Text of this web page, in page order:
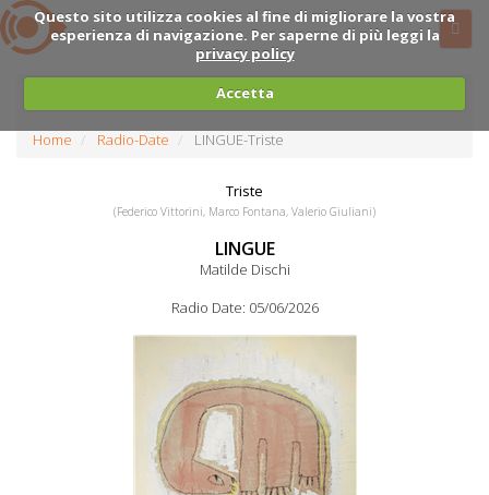
Questo sito utilizza cookies al fine di migliorare la vostra
esperienza di navigazione. Per saperne di più leggi la
privacy policy
Accetta
Home Radio-Date LINGUE-Triste
Triste
(Federico Vittorini, Marco Fontana, Valerio Giuliani)
LINGUE
Matilde Dischi
Radio Date: 05/06/2026